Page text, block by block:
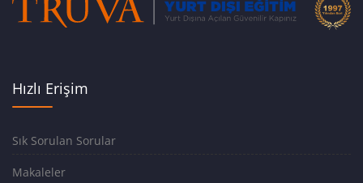
Hızlı Erişim
Sık Sorulan Sorular
Makaleler